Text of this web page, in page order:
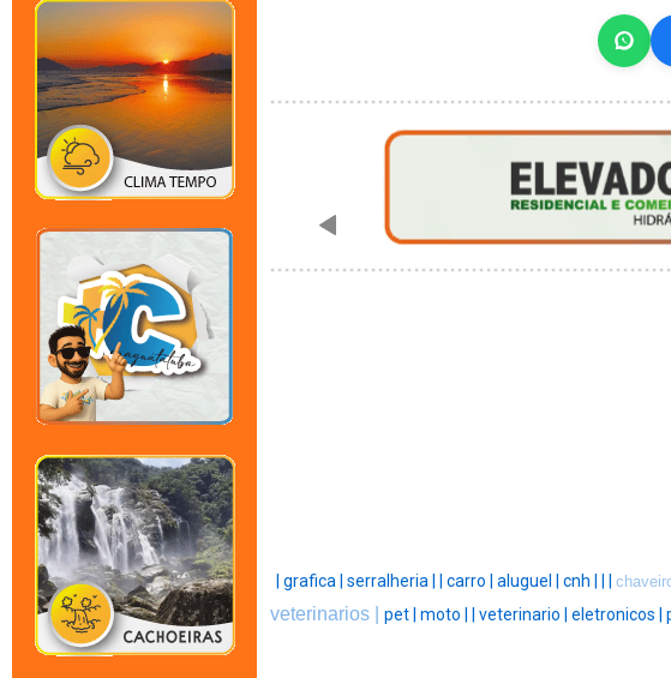
grafica | serralheria | carro | aluguel | cnh |
veterinarios | pet | moto | veterinario | eletronicos |